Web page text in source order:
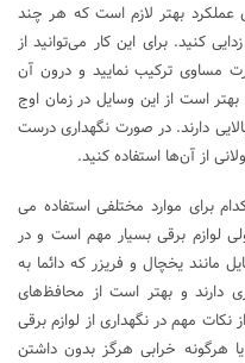
عملکرد بهتر لازم است که هر چند
کنید. برای این کار می‌توانید از
مساوی ترکیب نمایید و درون آن
است از این وسایل در زمان اوج
دارند. در صورت نگهداری درست
از آن‌ها استفاده کنید.
برای موارد مختلفی استفاده می
لوازم برقی بسیار مهم است و در
مانند یخچال و فریزر که دائما به
دارند و بهتر است از محافظ‌های
مهم در نگهداری از لوازم برقی
خرابی هرگز بدون داشتن